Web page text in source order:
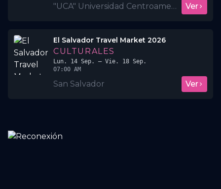
"UCA" Universidad Centroamericana José Simeón Cañas Ver
El Salvador Travel Market 2026
CULTURALES
Lun. 14 Sep.
– Vie. 18 Sep.
07:00 AM
San Salvador Ver